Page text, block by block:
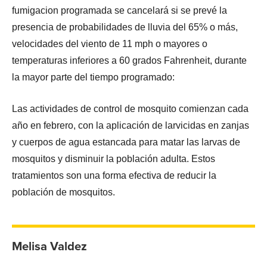
fumigacion programada se cancelará si se prevé la
presencia de probabilidades de lluvia del 65% o más,
velocidades del viento de 11 mph o mayores o
temperaturas inferiores a 60 grados Fahrenheit, durante
la mayor parte del tiempo programado:
Las actividades de control de mosquito comienzan cada
año en febrero, con la aplicación de larvicidas en zanjas
y cuerpos de agua estancada para matar las larvas de
mosquitos y disminuir la población adulta. Estos
tratamientos son una forma efectiva de reducir la
población de mosquitos.
Melisa Valdez